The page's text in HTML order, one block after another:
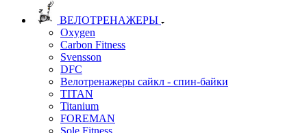
ВЕЛОТРЕНАЖЕРЫ
Oxygen
Carbon Fitness
Svensson
DFC
Велотренажеры сайкл - спин-байки
TITAN
Titanium
FOREMAN
Sole Fitness